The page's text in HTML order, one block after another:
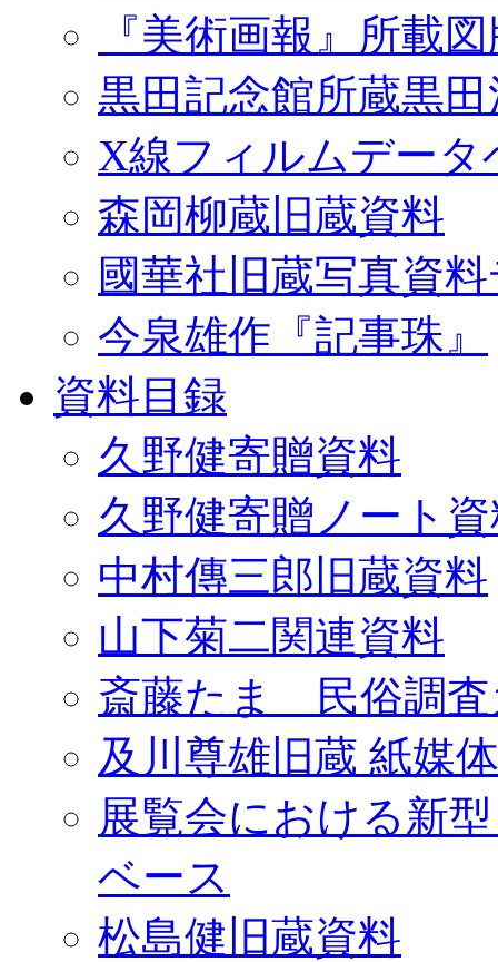
『美術画報』所載
黒田記念館所蔵黒
X線フィルムデータ
森岡柳蔵旧蔵資料
國華社旧蔵写真資
今泉雄作『記事珠』
資料目録
久野健寄贈資料
久野健寄贈ノート
中村傳三郎旧蔵資料
山下菊二関連資料
斎藤たま 民俗調査
及川尊雄旧蔵 紙媒
展覧会における新
ベース
松島健旧蔵資料